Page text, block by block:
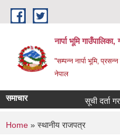
Skip to main content
नार्पा भूमि
"सम्पन्न नार्पा भूमि,
नेपाल
समाचार सूची दर्ता
You are here
Home » स्थानीय राजपत्र